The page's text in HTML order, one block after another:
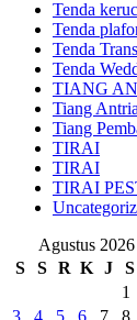
Tenda
Tenda
Tenda
Tenda
TIANG
Tiang
Tiang
TIRAI
TIRAI
TIRAI
Agustus 2026
S
S R K J S
1
3
4 5 6 7 8